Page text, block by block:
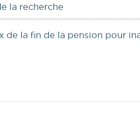
la recherche
de la fin de la pension pour